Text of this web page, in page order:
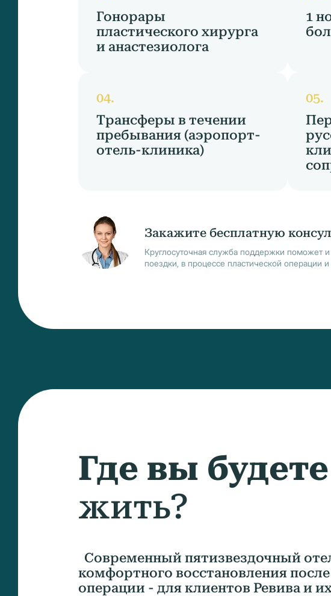
Гонорары
пластического хирурга
и анастезиолога
1
Трансферы в течении
пребывания (аэропорт-
отель-клиника)
Закажите бесплатную
Круглосуточная служба поддержки поможет и
поездки, в процессе пластической операции и
Где вы будете
жить?
Современный пятизвездочный
комфортного восстановления после
операции - для клиентов Ревива и